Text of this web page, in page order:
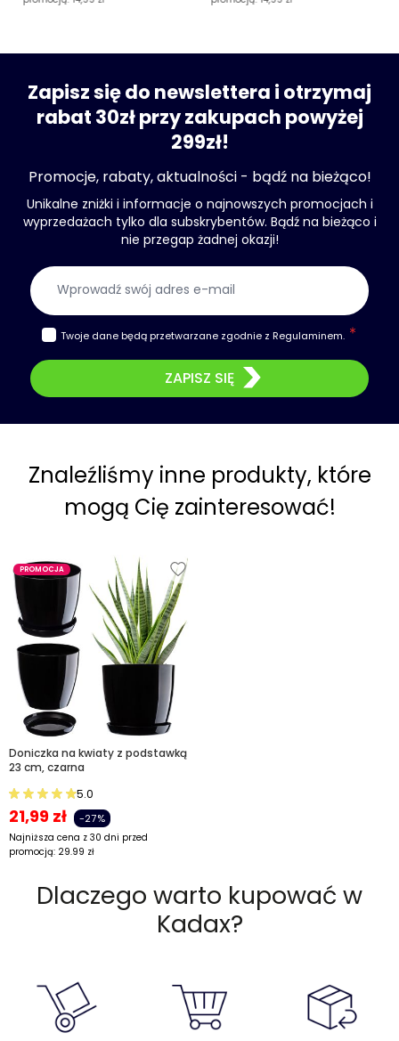
Zapisz się do newslettera i otrzymaj
rabat 30zł przy zakupach powyżej
299zł!
Promocje, rabaty, aktualności - bądź na bieżąco!
Unikalne zniżki i informacje o najnowszych promocjach i
wyprzedażach tylko dla subskrybentów. Bądź na bieżąco i
nie przegap żadnej okazji!
Twoje dane będą przetwarzane zgodnie z Regulaminem.
ZAPISZ SIĘ
Znaleźliśmy inne produkty, które
mogą Cię zainteresować!
PROMOCJA
Doniczka na kwiaty z podstawką
23 cm, czarna
5.0
21,99 zł -27%
Najniższa cena z 30 dni przed
promocją: 29.99 zł
Dlaczego warto kupować w
Kadax?